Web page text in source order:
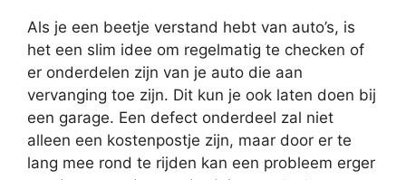
Als je een beetje verstand hebt van auto’s, is
het een slim idee om regelmatig te checken of
er onderdelen zijn van je auto die aan
vervanging toe zijn. Dit kun je ook laten doen bij
een garage. Een defect onderdeel zal niet
alleen een kostenpostje zijn, maar door er te
lang mee rond te rijden kan een probleem erger